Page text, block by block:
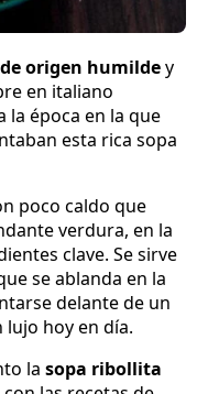
origen humildey
en italiano
la época en la que
esta rica sopa
poco caldo que
verdura, en la
clave. Se sirve
se ablanda en la
delante de un
hoy en día.
la sopa ribollita